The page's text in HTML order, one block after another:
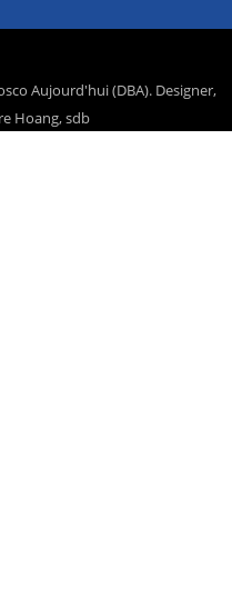
Aujourd'hui (DBA). Designer,
Hoang, sdb